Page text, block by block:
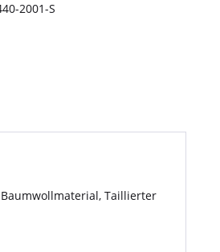
2001-S
Baumwollmaterial, Taillierter